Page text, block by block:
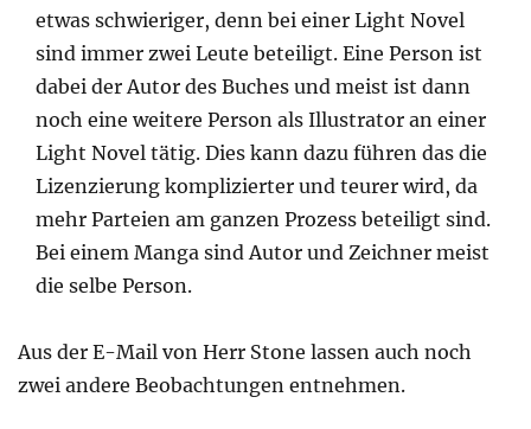
etwas schwieriger, denn bei einer Light Novel
sind immer zwei Leute beteiligt. Eine Person ist
dabei der Autor des Buches und meist ist dann
noch eine weitere Person als Illustrator an einer
Light Novel tätig. Dies kann dazu führen das die
Lizenzierung komplizierter und teurer wird, da
mehr Parteien am ganzen Prozess beteiligt sind.
Bei einem Manga sind Autor und Zeichner meist
die selbe Person.
Aus der E-Mail von Herr Stone lassen auch noch
zwei andere Beobachtungen entnehmen.